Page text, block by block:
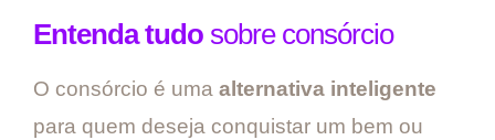
Entenda tudo sobre consórcio
O consórcio é uma alternativa inteligente
para quem deseja conquistar um bem ou